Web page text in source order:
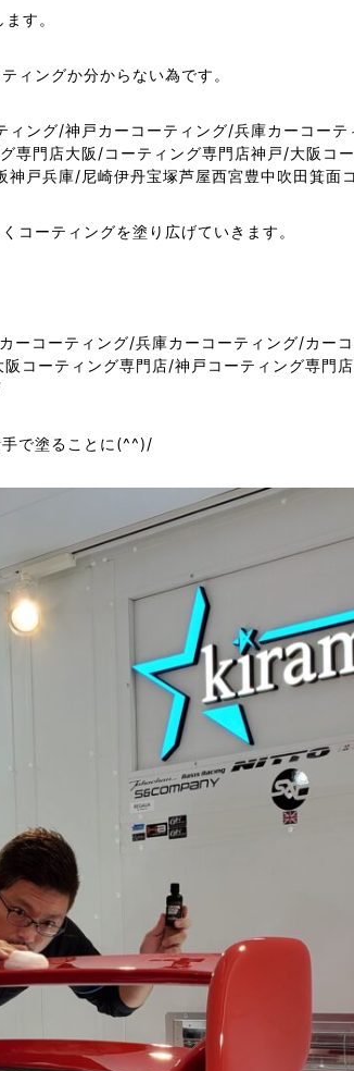
す。
ィングか分からない為です。
コーティングを塗り広げていきます。
で塗ることに(^^)/